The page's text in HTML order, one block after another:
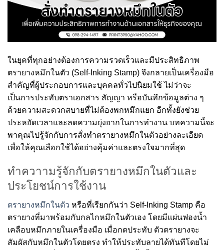
ในยุคที่ทุกอย่างต้องการความรวดเร็วและมีประสิทธิภาพ
ตรายางหมึกในตัว (Self-Inking Stamp) จึงกลายเป็นเครื่องมือ
สำคัญที่ผู้ประกอบการและบุคคลทั่วไปนิยมใช้ ไม่ว่าจะ
เป็นการประทับตราเอกสาร สัญญา หรือบันทึกข้อมูลต่าง ๆ
ด้วยความสะดวกสบายที่ไม่ต้องพกหมึกแยก อีกทั้งยังช่วย
ประหยัดเวลาและลดความยุ่งยากในการทำงาน บทความนี้จะ
พาคุณไปรู้จักกับการสั่งทำตรายางหมึกในตัวอย่างละเอียด
เพื่อให้คุณเลือกใช้ได้อย่างคุ้มค่าและตรงใจมากที่สุด
ทำควาามรู้จักกับตรายางหมึกในตัวและ
ประโยชน์การใช้งาน
ตรายางหมึกในตัว หรือที่เรียกกันว่า Self-Inking Stamp คือ
ตรายางที่มาพร้อมกับกลไกหมึกในตัวเอง โดยมีแผ่นฟองน้ำ
เคลือบหมึกภายในเครื่องมือ เมื่อกดประทับ ตัวตรายางจะ
สัมผัสกับหมึกในตัวโดยตรง ทำให้ประทับลายได้ทันทีโดยไม่